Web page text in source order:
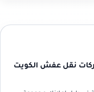
نقل عفش الكويت